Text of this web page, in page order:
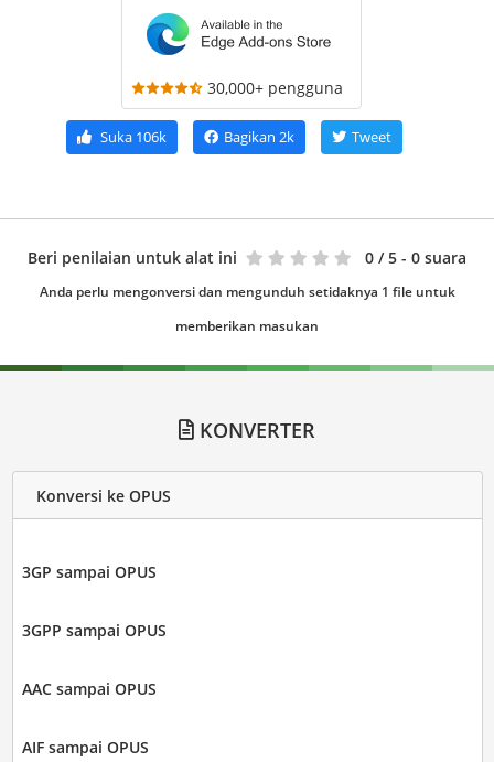
30,000+ pengguna
Suka106k Bagikan 2k Tweet
Beri penilaian untuk alat ini 0 / 5 - 0 suara
Anda perlu mengonversi dan mengunduh setidaknya 1 file untuk
memberikan masukan
KONVERTER
Konversi ke OPUS
3GP sampai OPUS
3GPP sampai OPUS
AAC sampai OPUS
AIF sampai OPUS